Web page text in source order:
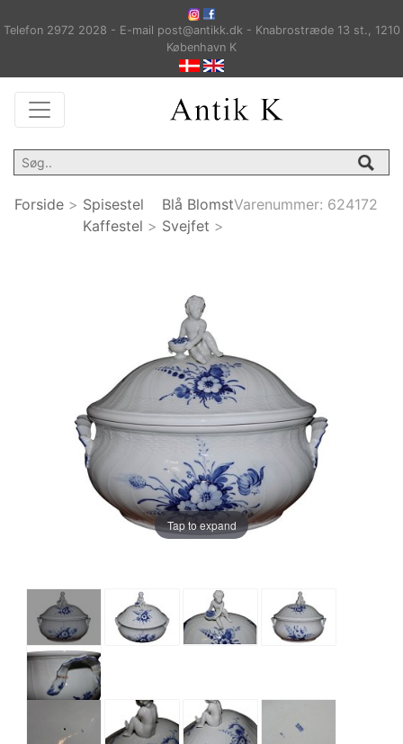
Telefon 2972 2028 - E-mail post@antikk.dk - Knabrostræde 13 st., 1210
København K
Forside > Spisestel
Kaffestel >
Blå Blomst
Svejfet >
Varenummer: 624172
Tap to expand